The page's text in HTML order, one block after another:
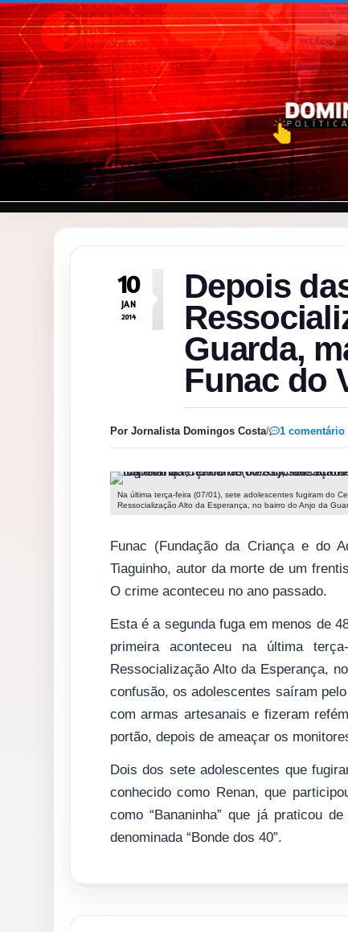
Pular para o conteúdo
10
JAN
2014
Depois
Guarda,
Funac do
Por Jornalista Domingos Costa/ 1 comentário
Na última terça-feira (07/01), sete adolescentes fugiram do
Ressocialização Alto da Esperança, no bairro do Anjo da
Funac (Fundação da Criança e do
Tiaguinho, autor da morte de um
O crime aconteceu no ano passado.
Esta é a segunda fuga em menos de
primeira aconteceu na última
Ressocialização Alto da Esperança,
confusão, os adolescentes saíram
com armas artesanais e fizeram
portão, depois de ameaçar os
Dois dos sete adolescentes que
conhecido como Renan, que
como “Bananinha” que já praticou
denominada “Bonde dos 40”.